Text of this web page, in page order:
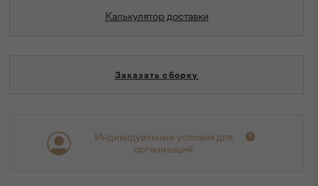
Калькулятор доставки
Заказать сборку
Индивидуальные условия для
организаций